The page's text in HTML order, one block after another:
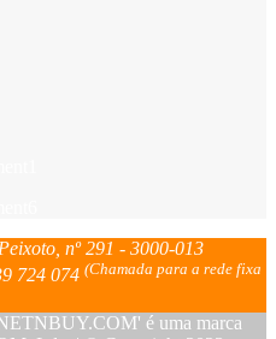
nº 291 - 3000-013
724 074 (Chamada para a rede fixa
é uma marca